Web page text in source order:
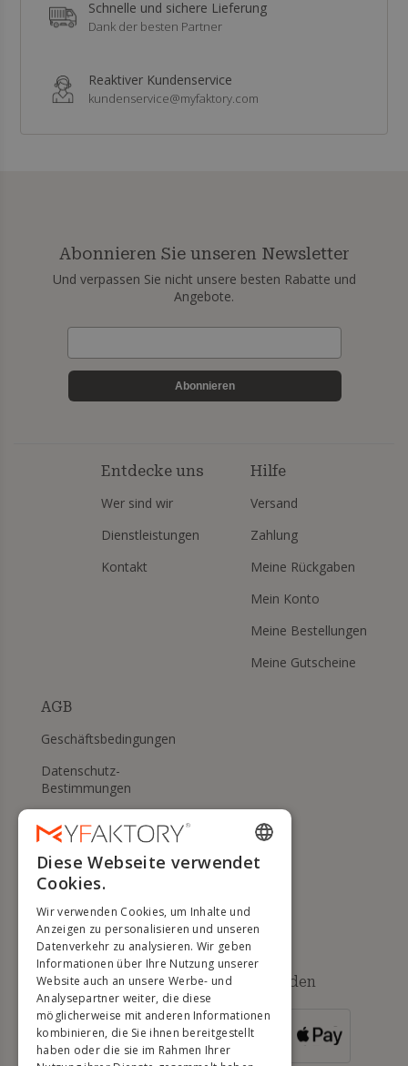
Schnelle und sichere Lieferung
Dank der besten Partner
Reaktiver Kundenservice
kundenservice@myfaktory.com
Abonnieren Sie unseren Newsletter
Und verpassen Sie nicht unsere besten Rabatte und
Angebote.
Abonnieren
Entdecke uns
Wer sind wir
Dienstleistungen
Kontakt
Hilfe
Versand
Zahlung
Meine Rückgaben
Mein Konto
Meine Bestellungen
Meine Gutscheine
AGB
Geschäftsbedingungen
Datenschutz-
Bestimmungen
Meine Cookies verwalten
RÜCKGABERECHT
Verfügbare Zahlungsmethoden
FÜR
BESTELLUNGEN
ÜBER 500 €
ENGLISH
DUTCH
GERMAN
PORTUGUESE
SPANISH
Diese Webseite verwendet
Cookies.
Wir verwenden Cookies, um Inhalte und
Anzeigen zu personalisieren und unseren
Datenverkehr zu analysieren. Wir geben
Informationen über Ihre Nutzung unserer
Website auch an unsere Werbe- und
Analysepartner weiter, die diese
möglicherweise mit anderen Informationen
kombinieren, die Sie ihnen bereitgestellt
haben oder die sie im Rahmen Ihrer